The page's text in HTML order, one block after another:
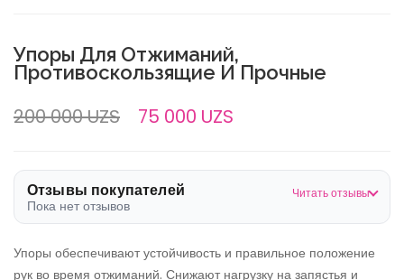
Отзывы покупателей
Пока нет отзывов
Читать отзывы
Упоры Для Отжиманий,
Противоскользящие И Прочные
200 000 UZS 75 000 UZS
Упоры обеспечивают устойчивость и правильное положение
рук во время отжиманий. Снижают нагрузку на запястья и